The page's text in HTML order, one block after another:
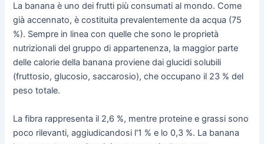
La banana è uno dei frutti più consumati al mondo. Come
già accennato, è costituita prevalentemente da acqua (75
%). Sempre in linea con quelle che sono le proprietà
nutrizionali del gruppo di appartenenza, la maggior parte
delle calorie della banana proviene dai glucidi solubili
(fruttosio, glucosio, saccarosio), che occupano il 23 % del
peso totale.
La fibra rappresenta il 2,6 %, mentre proteine e grassi sono
poco rilevanti, aggiudicandosi l'1 % e lo 0,3 %. La banana